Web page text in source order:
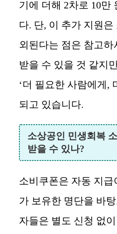
기에 더해 2차로 10만
다. 단, 이 추가 지원은
외된다는 점은 참고
받을 수 있을 것 같지
‘더 필요한 사람에게,
되고 있습니다.
소상공인 민생회복
받을 수 있나?
소비쿠폰은 자동 지
가 보유한 명단을 바
자들은 별도 신청 없